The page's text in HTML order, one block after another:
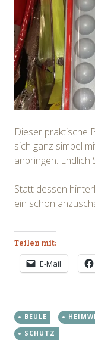
Dieser praktische
sich ganz simpel
anbringen.
Statt dessen
ein schön
Teilen mit:
E-Mail
BEULE
SCHUTZ